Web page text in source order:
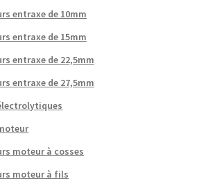
entraxe de 10mm
entraxe de 15mm
entraxe de 22,5mm
entraxe de 27,5mm
moteur à cosses
moteur à fils